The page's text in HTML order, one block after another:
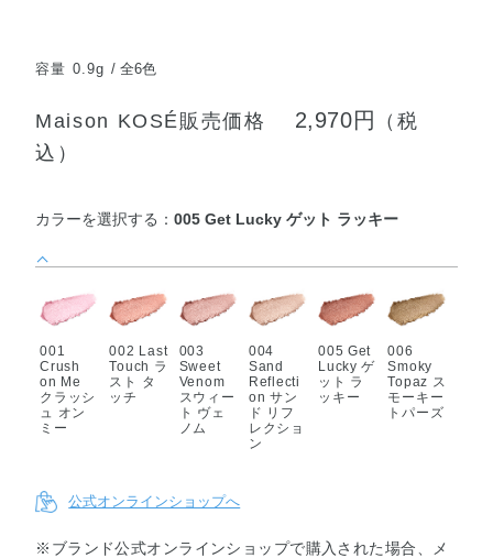
容量 0.9g 全6色
Maison KOSÉ販売価格 2,970円
（税
込）
カラーを選択する：005 Get Lucky ゲット ラッキー
001
Crush
on Me
クラッシ
ュ オン
ミー
002 Last
Touch ラ
スト タ
ッチ
003
Sweet
Venom
スウィー
ト ヴェ
ノム
004
Sand
Reflecti
on サン
ド リフ
レクショ
ン
005 Get
Lucky ゲ
ット ラ
ッキー
006
Smoky
Topaz ス
モーキー
トパーズ
公式オンラインショップへ
※ブランド公式オンラインショップで購入された場合、メ